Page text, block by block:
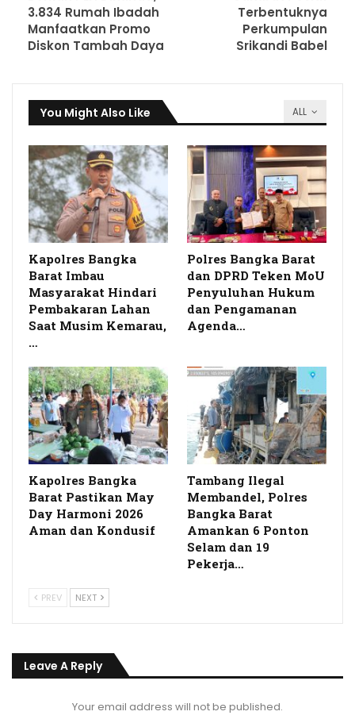
3.834 Rumah Ibadah
Manfaatkan Promo
Diskon Tambah Daya
Terbentuknya
Perkumpulan
Srikandi Babel
ALL
You Might Also Like
Kapolres Bangka
Barat Imbau
Masyarakat Hindari
Pembakaran Lahan
Saat Musim Kemarau,
…
Polres Bangka Barat
dan DPRD Teken MoU
Penyuluhan Hukum
dan Pengamanan
Agenda…
Kapolres Bangka
Barat Pastikan May
Day Harmoni 2026
Aman dan Kondusif
Tambang Ilegal
Membandel, Polres
Bangka Barat
Amankan 6 Ponton
Selam dan 19
Pekerja…
PREV NEXT
Leave A Reply
Your email address will not be published.